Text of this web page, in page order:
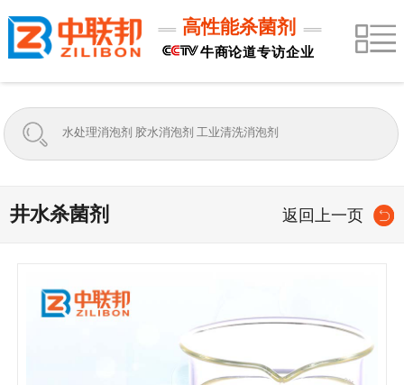
高性能杀菌剂
牛商论道专访企业
井水杀菌剂 返回上一页